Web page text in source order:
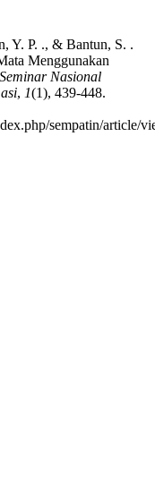
Y. P. ., & Bantun, S. .
Menggunakan
Nasional
, 1(1), 439-448.
sempatin/article/